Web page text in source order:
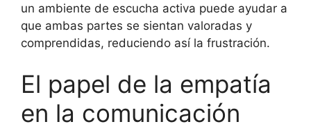
un ambiente de escucha activa puede ayudar a
que ambas partes se sientan valoradas y
comprendidas, reduciendo así la frustración.
El papel de la empatía
en la comunicación